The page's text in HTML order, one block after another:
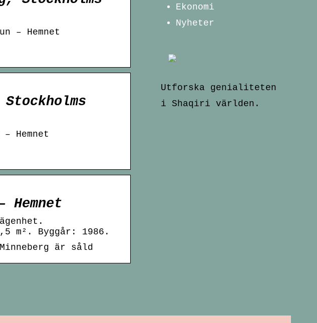
– Hemnet
Hemnet
m². Byggår: 1986.
är såld
Ekonomi
Nyheter
Utforska genialiteten
i Shaqiri världen.